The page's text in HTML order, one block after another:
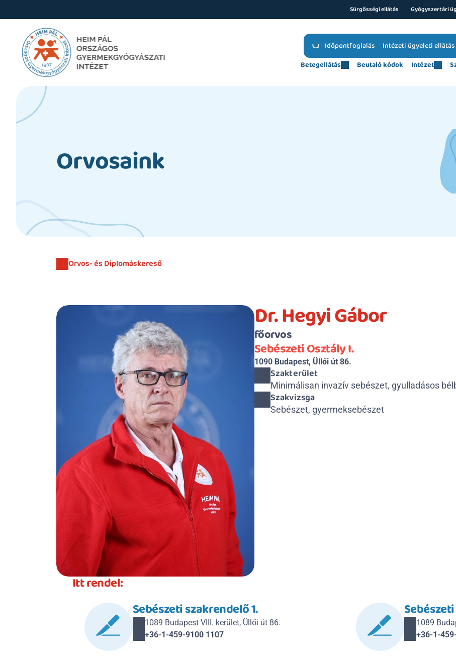
Sürgősségi ellátás Gyógyszertári
Időpontfoglalás Intézeti ügyeleti ellátás
Betegellátás
Beutaló kódok Intézet
Orvosaink
Orvos- és Diplomáskereső
Dr. Hegyi Gábor
főorvos
Sebészeti Osztály I.
1090 Budapest, Üllői út 86.
Szakterület
Minimálisan invazív sebészet, gyulladásos
Szakvizsga
Sebészet, gyermeksebészet
Itt rendel:
Sebészeti szakrendelő 1.
1089 Budapest VIII. kerület, Üllői út 86.
+36-1-459-9100 1107
1089
+36-1-